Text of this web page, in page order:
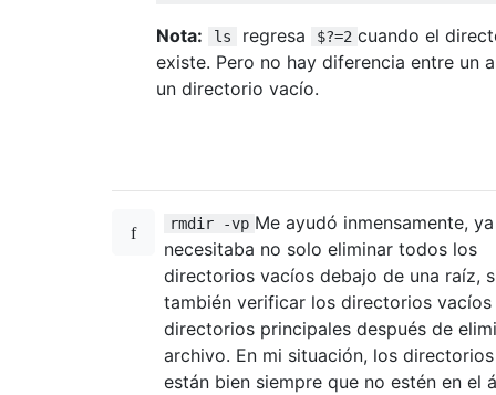
Nota: ls regresa $?=2 cuando el
existe. Pero no hay diferencia entre un
un directorio vacío.
rmdir -vp Me ayudó inmensamente,
necesitaba no solo eliminar todos los
directorios vacíos debajo de una raíz,
también verificar los directorios
directorios principales después de
archivo. En mi situación, los
están bien siempre que no estén en el